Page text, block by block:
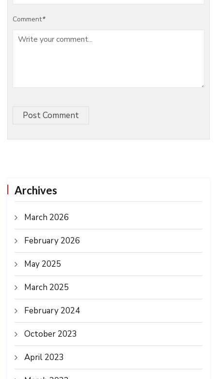
Comment*
Post Comment
Archives
March 2026
February 2026
May 2025
March 2025
February 2024
October 2023
April 2023